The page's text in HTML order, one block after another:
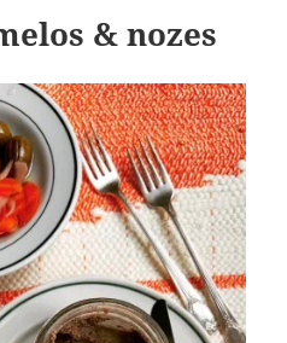
& nozes